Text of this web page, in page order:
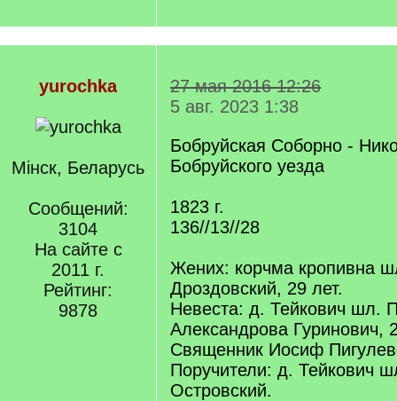
yurochka
Мiнск, Беларусь
Сообщений:
3104
На сайте с
2011 г.
Рейтинг:
9878
27 мая 2016 12:26
5 авг. 2023 1:38
Бобруйская Соборно -
Бобруйского уезда
1823 г.
136//13//28
Жених: корчма кропивна
Дроздовский, 29 лет.
Невеста: д. Тейкович шл.
Александрова Гуринович,
Священник Иосиф
Поручители: д. Тейкович
Островский.